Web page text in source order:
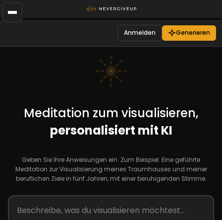
Anmelden Generieren
Meditation zum visualisieren,
personalisiert mit KI
Geben Sie Ihre Anweisungen ein. Zum Beispiel: Eine geführte
Meditation zur Visualisierung meines Traumhauses und meiner
beruflichen Ziele in fünf Jahren, mit einer beruhigenden Stimme.